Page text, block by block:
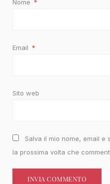
Nome *
Email *
Sito web
Salva il mio nome, email
la prossima volta che